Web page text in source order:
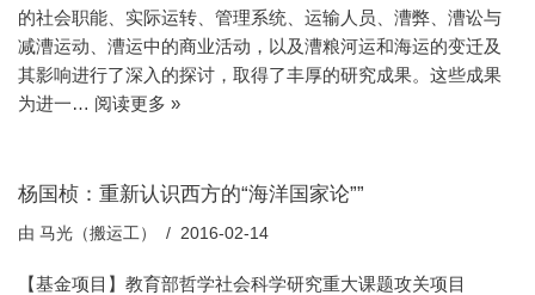
的社会职能、实际运转、管理系统、运输人员、漕弊、漕讼与
减漕运动、漕运中的商业活动，以及漕粮河运和海运的变迁及
其影响进行了深入的探讨，取得了丰厚的研究成果。这些成果
为进一… 阅读更多 »
杨国桢：重新认识西方的“海洋国家论””
由 马光（搬运工） 2016-02-14
【基金项目】教育部哲学社会科学研究重大课题攻关项目